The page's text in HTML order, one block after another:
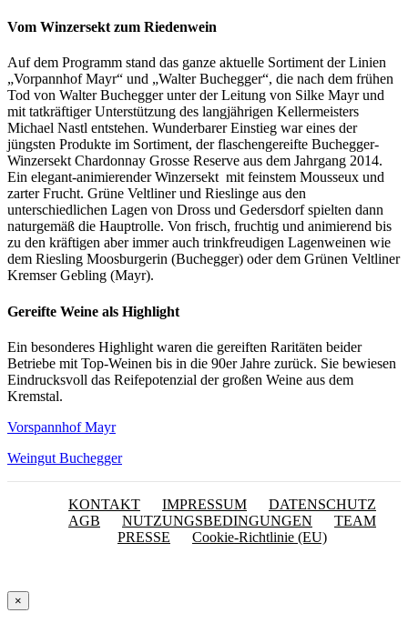
Vom Winzersekt zum Riedenwein
Auf dem Programm stand das ganze aktuelle Sortiment der Linien
„Vorpannhof Mayr“ und „Walter Buchegger“, die nach dem frühen
Tod von Walter Buchegger unter der Leitung von Silke Mayr und
mit tatkräftiger Unterstützung des langjährigen Kellermeisters
Michael Nastl entstehen. Wunderbarer Einstieg war eines der
jüngsten Produkte im Sortiment, der flaschengereifte Buchegger-
Winzersekt Chardonnay Grosse Reserve aus dem Jahrgang 2014.
Ein elegant-animierender Winzersekt mit feinstem Mousseux und
zarter Frucht. Grüne Veltliner und Rieslinge aus den
unterschiedlichen Lagen von Dross und Gedersdorf spielten dann
naturgemäß die Hauptrolle. Von frisch, fruchtig und animierend bis
zu den kräftigen aber immer auch trinkfreudigen Lagenweinen wie
dem Riesling Moosburgerin (Buchegger) oder dem Grünen Veltliner
Kremser Gebling (Mayr).
Gereifte Weine als Highlight
Ein besonderes Highlight waren die gereiften Raritäten beider
Betriebe mit Top-Weinen bis in die 90er Jahre zurück. Sie bewiesen
Eindrucksvoll das Reifepotenzial der großen Weine aus dem
Kremstal.
Vorspannhof Mayr
Weingut Buchegger
KONTAKT IMPRESSUM
DATENSCHUTZ
AGB
NUTZUNGSBEDINGUNGEN
TEAM
PRESSE
Cookie-Richtlinie (EU)
×